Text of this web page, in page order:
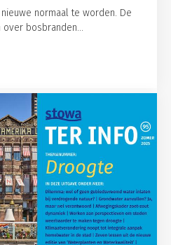
normaal te worden. De
bosbranden...